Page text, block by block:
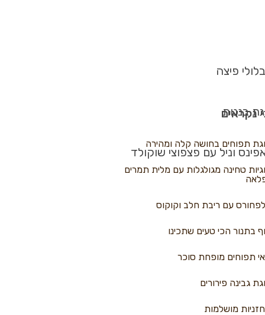
פיצה
בננות
וניל עם פצפוצי שוקולד
נקראים
תפוחים בחושה קלה ומהירה
טחינה מגולגלות עם מלית תמרים
עם ריבת חלב וקוקוס
בתנור הכי טעים שתכינו
תפוחים מופחת סוכר
גבינה פירורים
מושלמות